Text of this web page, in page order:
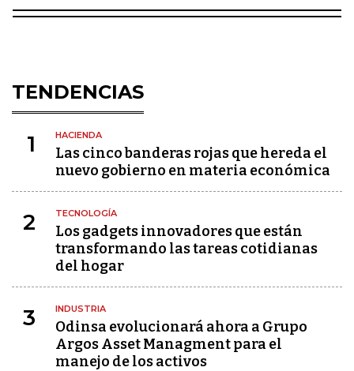
TENDENCIAS
1 HACIENDA
Las cinco banderas rojas que hereda el
nuevo gobierno en materia económica
2 TECNOLOGÍA
Los gadgets innovadores que están
transformando las tareas cotidianas
del hogar
3 INDUSTRIA
Odinsa evolucionará ahora a Grupo
Argos Asset Managment para el
manejo de los activos